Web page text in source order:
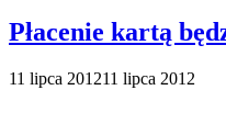
Płacenie kartą
11 lipca 201211 lipca 2012